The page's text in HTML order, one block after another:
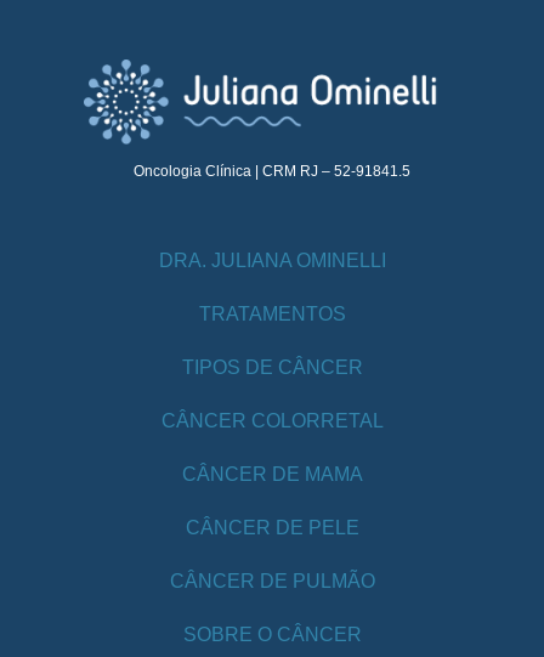
Oncologia Clínica | CRM RJ – 52-91841.5
DRA. JULIANA OMINELLI
TRATAMENTOS
TIPOS DE CÂNCER
CÂNCER COLORRETAL
CÂNCER DE MAMA
CÂNCER DE PELE
CÂNCER DE PULMÃO
SOBRE O CÂNCER